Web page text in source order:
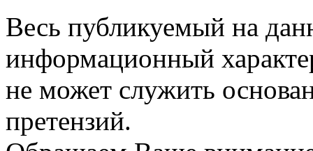
Весь публикуемый на
информационный
не может служить
претензий.